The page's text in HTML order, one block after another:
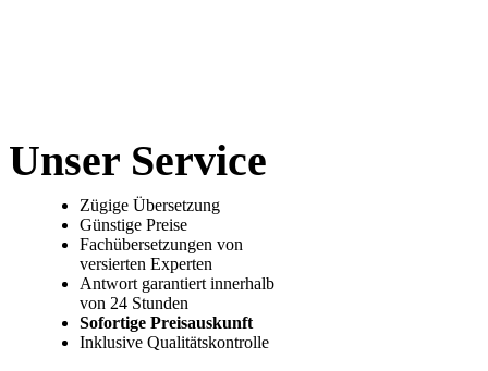
Unser Service
Zügige Übersetzung
Günstige Preise
Fachübersetzungen von
versierten Experten
Antwort garantiert innerhalb
von 24 Stunden
Sofortige Preisauskunft
Inklusive Qualitätskontrolle